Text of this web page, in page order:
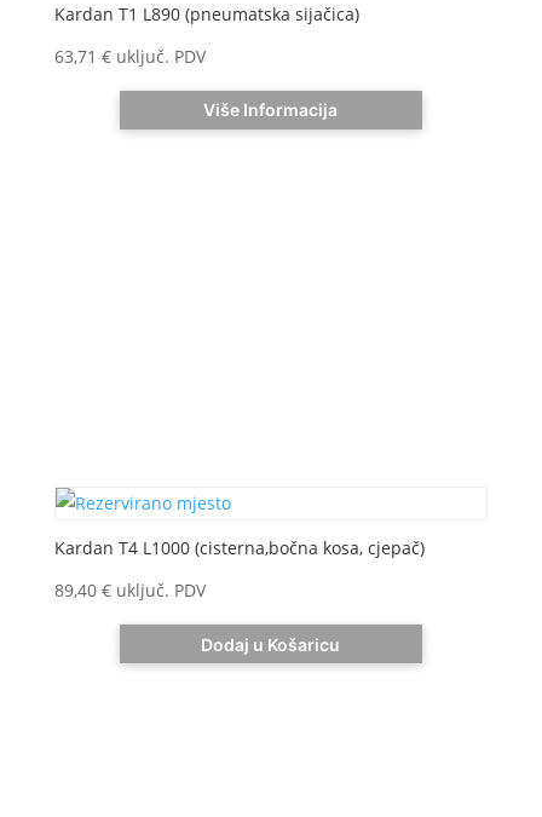
Kardan T1 L890 (pneumatska sijačica)
63,71 € uključ. PDV
Više Informacija
Kardan T4 L1000 (cisterna,bočna kosa, cjepač)
89,40 € uključ. PDV
Dodaj u Košaricu